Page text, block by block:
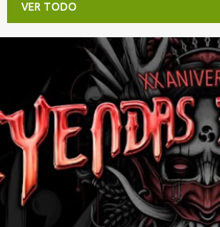
VER TODO
t
a
d